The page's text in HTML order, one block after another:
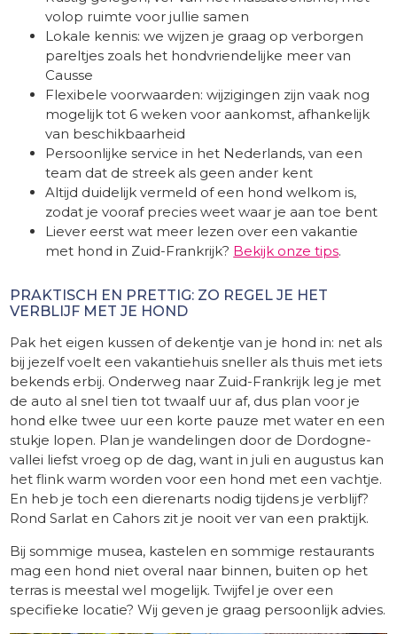
volop ruimte voor jullie samen
Lokale kennis: we wijzen je graag op verborgen
pareltjes zoals het hondvriendelijke meer van
Causse
Flexibele voorwaarden: wijzigingen zijn vaak nog
mogelijk tot 6 weken voor aankomst, afhankelijk
van beschikbaarheid
Persoonlijke service in het Nederlands, van een
team dat de streek als geen ander kent
Altijd duidelijk vermeld of een hond welkom is,
zodat je vooraf precies weet waar je aan toe bent
Liever eerst wat meer lezen over een vakantie
met hond in Zuid-Frankrijk? Bekijk onze tips.
PRAKTISCH EN PRETTIG: ZO REGEL JE HET
VERBLIJF MET JE HOND
Pak het eigen kussen of dekentje van je hond in: net als
bij jezelf voelt een vakantiehuis sneller als thuis met iets
bekends erbij. Onderweg naar Zuid-Frankrijk leg je met
de auto al snel tien tot twaalf uur af, dus plan voor je
hond elke twee uur een korte pauze met water en een
stukje lopen. Plan je wandelingen door de Dordogne-
vallei liefst vroeg op de dag, want in juli en augustus kan
het flink warm worden voor een hond met een vachtje.
En heb je toch een dierenarts nodig tijdens je verblijf?
Rond Sarlat en Cahors zit je nooit ver van een praktijk.
Bij sommige musea, kastelen en sommige restaurants
mag een hond niet overal naar binnen, buiten op het
terras is meestal wel mogelijk. Twijfel je over een
specifieke locatie? Wij geven je graag persoonlijk advies.